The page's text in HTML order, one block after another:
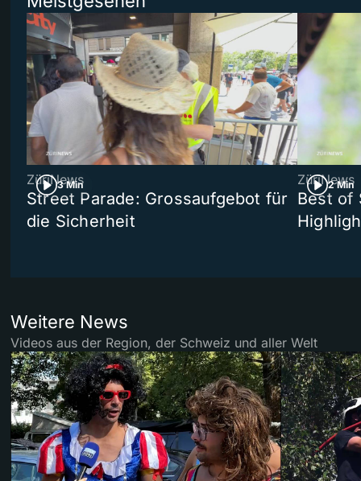
3 Min
ZüriNews
Street Parade: Grossaufgebot für
die Sicherheit
2 Min
ZüriNews
Best of
Weitere News
Videos aus der Region, der Schweiz und aller Welt